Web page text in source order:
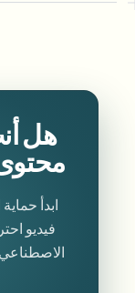
هل
ابدأ
فيديو